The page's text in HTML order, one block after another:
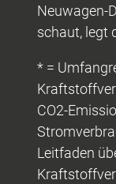
Neuwagen-
schaut, legt
* =
CO2-
Leitfaden